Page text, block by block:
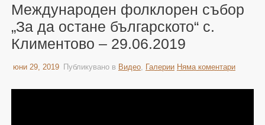
Международен фолклорен събор
„За да остане българското“ с.
Климентово – 29.06.2019
юни 29, 2019 Публикувано в Видео, Галерии Няма коментари